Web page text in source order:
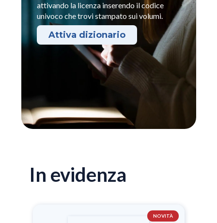
attivando la licenza inserendo il codice
univoco che trovi stampato sui volumi.
Attiva dizionario
In evidenza
NOVITÀ